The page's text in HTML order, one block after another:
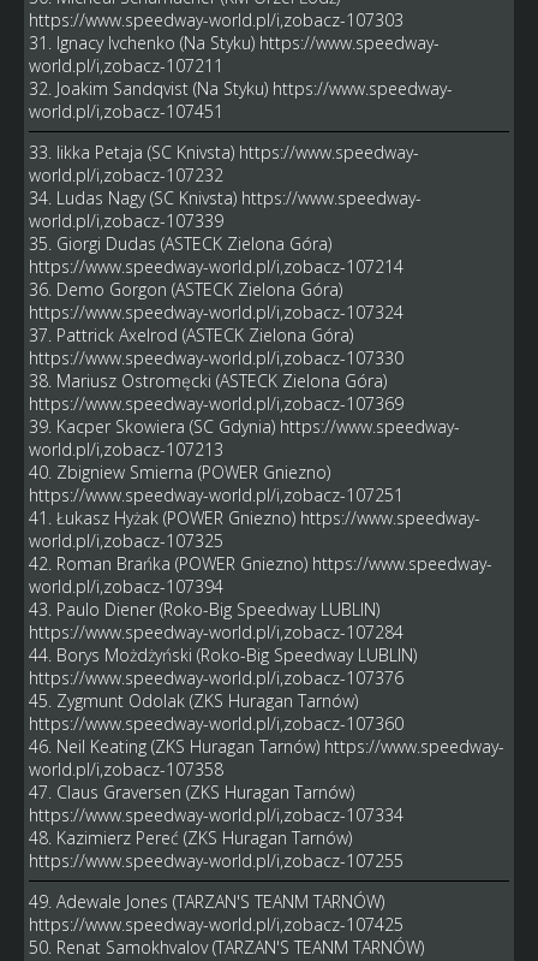
https://www.speedway-world.pl/i,zobacz-107303
31. Ignacy Ivchenko (Na Styku) https://www.speedway-
world.pl/i,zobacz-107211
32. Joakim Sandqvist (Na Styku) https://www.speedway-
world.pl/i,zobacz-107451
33. Iikka Petaja (SC Knivsta) https://www.speedway-
world.pl/i,zobacz-107232
34. Ludas Nagy (SC Knivsta) https://www.speedway-
world.pl/i,zobacz-107339
35. Giorgi Dudas (ASTECK Zielona Góra)
https://www.speedway-world.pl/i,zobacz-107214
36. Demo Gorgon (ASTECK Zielona Góra)
https://www.speedway-world.pl/i,zobacz-107324
37. Pattrick Axelrod (ASTECK Zielona Góra)
https://www.speedway-world.pl/i,zobacz-107330
38. Mariusz Ostromęcki (ASTECK Zielona Góra)
https://www.speedway-world.pl/i,zobacz-107369
39. Kacper Skowiera (SC Gdynia) https://www.speedway-
world.pl/i,zobacz-107213
40. Zbigniew Smierna (POWER Gniezno)
https://www.speedway-world.pl/i,zobacz-107251
41. Łukasz Hyżak (POWER Gniezno) https://www.speedway-
world.pl/i,zobacz-107325
42. Roman Brańka (POWER Gniezno) https://www.speedway-
world.pl/i,zobacz-107394
43. Paulo Diener (Roko-Big Speedway LUBLIN)
https://www.speedway-world.pl/i,zobacz-107284
44. Borys Możdżyński (Roko-Big Speedway LUBLIN)
https://www.speedway-world.pl/i,zobacz-107376
45. Zygmunt Odolak (ZKS Huragan Tarnów)
https://www.speedway-world.pl/i,zobacz-107360
46. Neil Keating (ZKS Huragan Tarnów) https://www.speedway-
world.pl/i,zobacz-107358
47. Claus Graversen (ZKS Huragan Tarnów)
https://www.speedway-world.pl/i,zobacz-107334
48. Kazimierz Pereć (ZKS Huragan Tarnów)
https://www.speedway-world.pl/i,zobacz-107255
49. Adewale Jones (TARZAN'S TEANM TARNÓW)
https://www.speedway-world.pl/i,zobacz-107425
50. Renat Samokhvalov (TARZAN'S TEANM TARNÓW)